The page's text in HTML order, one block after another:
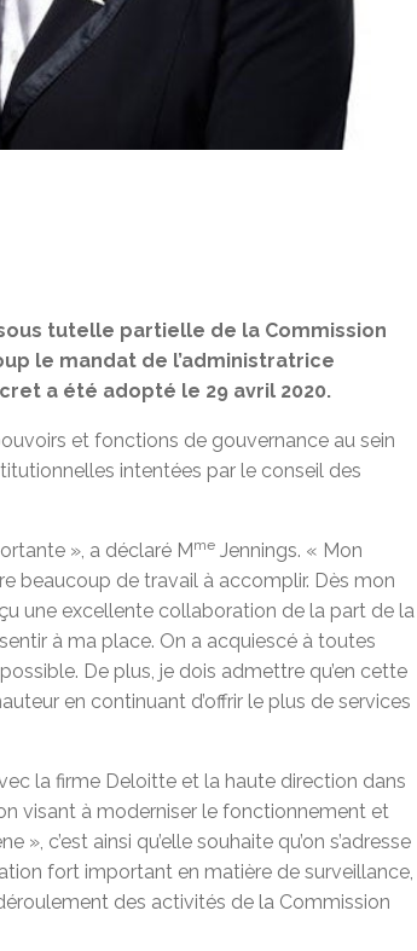
tutelle partielle de la Commission
le mandat de l’administratrice
a été adopté le 29 avril 2020.
et fonctions de gouvernance au sein
intentées par le conseil des
», a déclaré Mme Jennings. « Mon
beaucoup de travail à accomplir. Dès mon
une excellente collaboration de la part de la
à ma place. On a acquiescé à toutes
De plus, je dois admettre qu’en cette
en continuant d’offrir le plus de services
la firme Deloitte et la haute direction dans
visant à moderniser le fonctionnement et
c’est ainsi qu’elle souhaite qu’on s’adresse
fort important en matière de surveillance,
des activités de la Commission